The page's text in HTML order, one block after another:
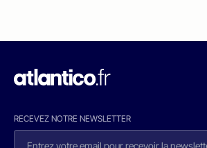
RECEVEZ NOTRE NEWSLETTER